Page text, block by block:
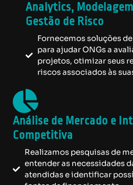
Analytics,
Gestão de Risco
Fornecemos soluções
para ajudar ONGs a
projetos, otimizar seus
riscos associados às
Análise de Mercado e
Competitiva
Realizamos pesquisas de
entender as necessidades
atendidas e identificar